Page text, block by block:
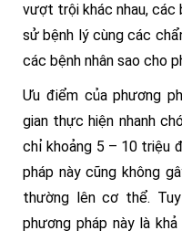
vượt trội khác nhau,
sử bệnh lý cùng các
các bệnh nhân sao cho
Ưu điểm của phương
gian thực hiện nhanh
chỉ khoảng 5 – 10 triệu
pháp này cũng không
thường lên cơ thể.
phương pháp này là